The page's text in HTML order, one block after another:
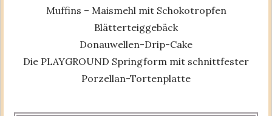
Muffins – Maismehl mit Schokotropfen
Blätterteiggebäck
Donauwellen-Drip-Cake
Die PLAYGROUND Springform mit schnittfester
Porzellan-Tortenplatte